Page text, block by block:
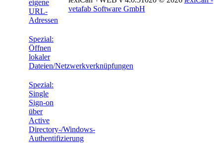
eigene
URL-
Adressen
Spezial:
Öffnen
lokaler
Dateien/Netzwerkverknüpfungen
Spezial:
Single
Sign-on
über
Active
Directory-/Windows-
Authentifizierung
vetafab Software GmbH